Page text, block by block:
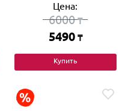
Цена:
6000₸
5490 ₸
Купить